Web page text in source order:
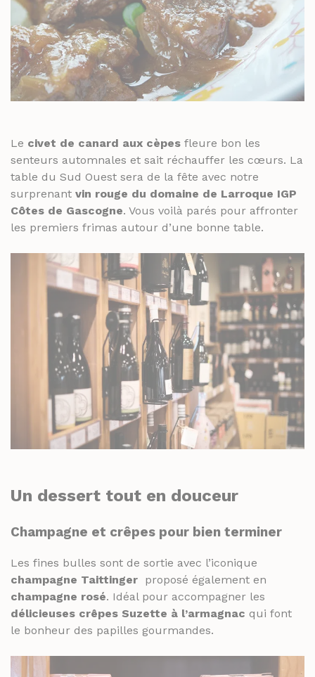
Le civet de canard aux cèpes fleure bon les
senteurs automnales et sait réchauffer les cœurs. La
table du Sud Ouest sera de la fête avec notre
surprenant vin rouge du domaine de Larroque IGP
Côtes de Gascogne. Vous voilà parés pour affronter
les premiers frimas autour d’une bonne table.
Un dessert tout en douceur
Champagne et crêpes pour bien terminer
Les fines bulles sont de sortie avec l’iconique
champagne Taittinger proposé également en
champagne rosé. Idéal pour accompagner les
délicieuses crêpes Suzette à l’armagnac qui font
le bonheur des papilles gourmandes.